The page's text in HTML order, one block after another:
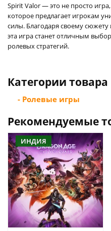
Spirit Valor — это не просто
которое предлагает игрокам
силы. Благодаря своему
эта игра станет отличным
ролевых стратегий.
Категории товара
- Ролевые игры
Рекомендуемые
ИНДИЯ